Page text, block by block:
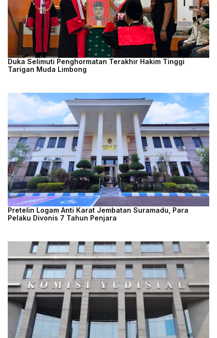
Duka Selimuti Penghormatan Terakhir Hakim Tinggi
Tarigan Muda Limbong
Pretelin Logam Anti Karat Jembatan Suramadu, Para
Pelaku Divonis 7 Tahun Penjara